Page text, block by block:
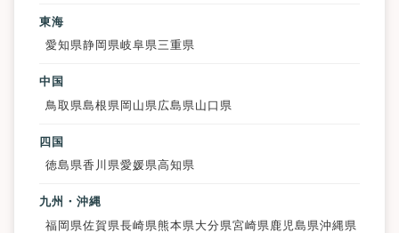
東海
愛知県静岡県岐阜県三重県
中国
鳥取県島根県 岡山県 広島県 山口県
四国
徳島県香川県愛媛県高知県
九州・沖縄
福岡県佐賀県長崎県 熊本県 大分県宮崎県 鹿児島県沖縄県